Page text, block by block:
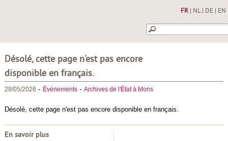
FR| NL| DE EN
Désolé, cette page n'est pas encore
disponible en français.
28/05/2026 - Événements- Archives de l'État à Mons
Désolé, cette page n'est pas encore disponible en français.
En savoir plus